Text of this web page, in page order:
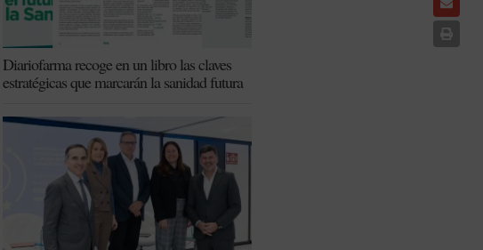
Diariofarma recoge en un libro las claves
estratégicas que marcarán la sanidad futura